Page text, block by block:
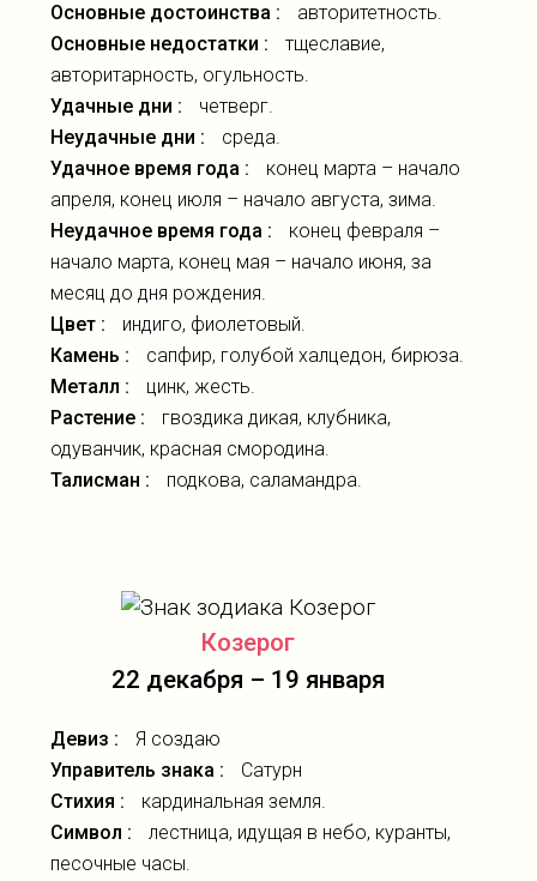
Основные достоинства :
авторитетность.
Основные недостатки :
тщеславие,
авторитарность, огульность.
Удачные дни :
четверг.
Неудачные дни :
среда.
Удачное время года :
конец марта – начало
апреля, конец июля – начало августа, зима.
Неудачное время года :
конец февраля –
начало марта, конец мая – начало июня, за
месяц до дня рождения.
Цвет :
индиго, фиолетовый.
Камень :
сапфир, голубой халцедон, бирюза.
Металл :
цинк, жесть.
Растение :
гвоздика дикая, клубника,
одуванчик, красная смородина.
Талисман :
подкова, саламандра.
Козерог
22 декабря – 19 января
Девиз :
Я создаю
Управитель знака :
Сатурн
Стихия :
кардинальная земля.
Символ :
лестница, идущая в небо, куранты,
песочные часы.